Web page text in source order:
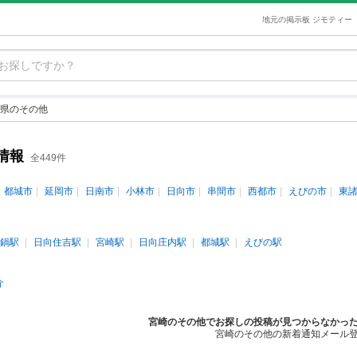
地元の掲示板 ジモティー
のその他
報 全449件
都城市 延岡市 日南市 小林市 日向市 串間市 西都市 えびの市 東
駅 日向住吉駅 宮崎駅 日向庄内駅 都城駅 えびの駅
宮崎のその他でお探しの投稿が見つからなかっ
宮崎のその他の新着通知メール